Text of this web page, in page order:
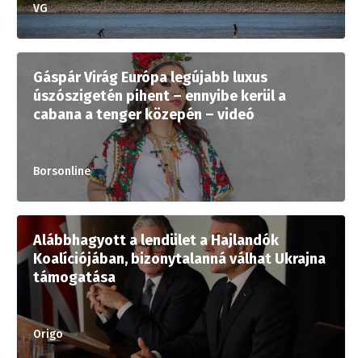
VG
Gáspár Virág Európa legújabb luxus
úszószigetén pihent – ennyibe kerül a
cabana a tenger közepén – videó
Borsonline
Alábbhagyott a lendület a Hajlandók
Koalíciójában, bizonytalanná válhat Ukrajna
támogatása
Origo